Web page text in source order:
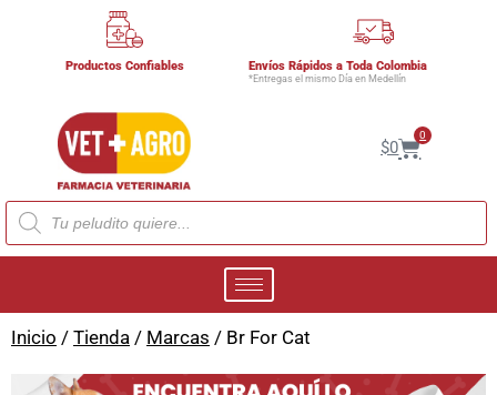
Productos Confiables Envíos Rápidos a Toda Colombia
*Entregas el mismo Día en Medellín
$0
0
Inicio / Tienda / Marcas / Br For Cat